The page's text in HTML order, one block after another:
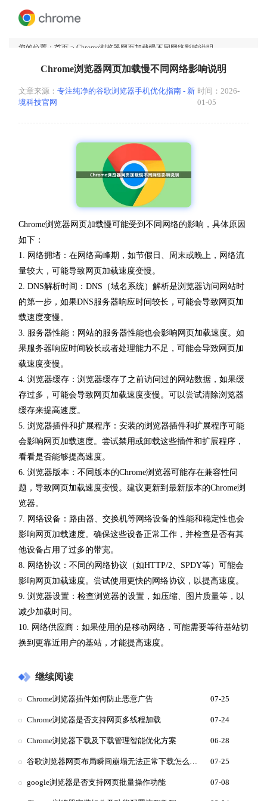
您的位置： 首页 > Chrome浏览器网页加载慢不同网络影响说明
Chrome浏览器网页加载慢不同网络影响说明
文章来源： 专注纯净的谷歌浏览器手机优化指南 - 新
境科技官网
时间：2026-
01-05
Chrome浏览器网页加载慢可能受到不同网络的影响，具体原因
如下：
1. 网络拥堵：在网络高峰期，如节假日、周末或晚上，网络流
量较大，可能导致网页加载速度变慢。
2. DNS解析时间：DNS（域名系统）解析是浏览器访问网站时
的第一步，如果DNS服务器响应时间较长，可能会导致网页加
载速度变慢。
3. 服务器性能：网站的服务器性能也会影响网页加载速度。如
果服务器响应时间较长或者处理能力不足，可能会导致网页加
载速度变慢。
4. 浏览器缓存：浏览器缓存了之前访问过的网站数据，如果缓
存过多，可能会导致网页加载速度变慢。可以尝试清除浏览器
缓存来提高速度。
5. 浏览器插件和扩展程序：安装的浏览器插件和扩展程序可能
会影响网页加载速度。尝试禁用或卸载这些插件和扩展程序，
看看是否能够提高速度。
6. 浏览器版本：不同版本的Chrome浏览器可能存在兼容性问
题，导致网页加载速度变慢。建议更新到最新版本的Chrome浏
览器。
7. 网络设备：路由器、交换机等网络设备的性能和稳定性也会
影响网页加载速度。确保这些设备正常工作，并检查是否有其
他设备占用了过多的带宽。
8. 网络协议：不同的网络协议（如HTTP/2、SPDY等）可能会
影响网页加载速度。尝试使用更快的网络协议，以提高速度。
9. 浏览器设置：检查浏览器的设置，如压缩、图片质量等，以
减少加载时间。
10. 网络供应商：如果使用的是移动网络，可能需要等待基站切
换到更靠近用户的基站，才能提高速度。
继续阅读
Chrome浏览器插件如何防止恶意广告 07-25
Chrome浏览器是否支持网页多线程加载 07-24
Chrome浏览器下载及下载管理智能优化方案 06-28
谷歌浏览器网页布局瞬间崩塌无法正常下载怎么重新渲染 07-25
google浏览器是否支持网页批量操作功能 07-08